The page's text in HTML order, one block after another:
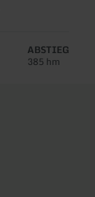
ABSTIEG
385 hm